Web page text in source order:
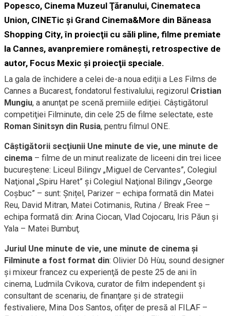
Popesco, Cinema Muzeul Ţăranului, Cinemateca
Union, CINETic şi Grand Cinema&More din Băneasa
Shopping City, în proiecţii cu săli pline, filme premiate
la Cannes, avanpremiere româneşti, retrospective de
autor, Focus Mexic şi proiecţii speciale.
La gala de închidere a celei de-a noua ediţii a Les Films de
Cannes a Bucarest, fondatorul festivalului, regizorul Cristian
Mungiu, a anunţat pe scenă premiile ediţiei. Câştigătorul
competiţiei Filminute, din cele 25 de filme selectate, este
Roman Sinitsyn din Rusia, pentru filmul ONE.
Câştigătorii secţiunii Une minute de vie, une minute de
cinema – filme de un minut realizate de liceeni din trei licee
bucureştene: Liceul Bilingv „Miguel de Cervantes”, Colegiul
Naţional „Spiru Haret” şi Colegiul Naţional Bilingv „George
Coşbuc” – sunt: Șnițel, Parizer – echipa formată din Matei
Reu, David Mitran, Matei Cotimanis, Rutina / Break Free –
echipa formată din: Arina Ciocan, Vlad Cojocaru, Iris Păun şi
Yala – Matei Bumbuţ.
Juriul Une minute de vie, une minute de cinema şi
Filminute a fost format din: Olivier Dô Hùu, sound designer
şi mixeur francez cu experienţă de peste 25 de ani în
cinema, Ludmila Cvikova, curator de film independent şi
consultant de scenariu, de finanţare şi de strategii
festivaliere, Mina Dos Santos, ofiţer de presă al FILAF –